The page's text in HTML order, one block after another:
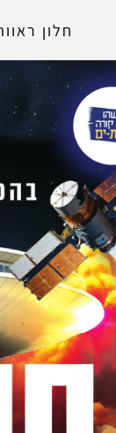
חלון